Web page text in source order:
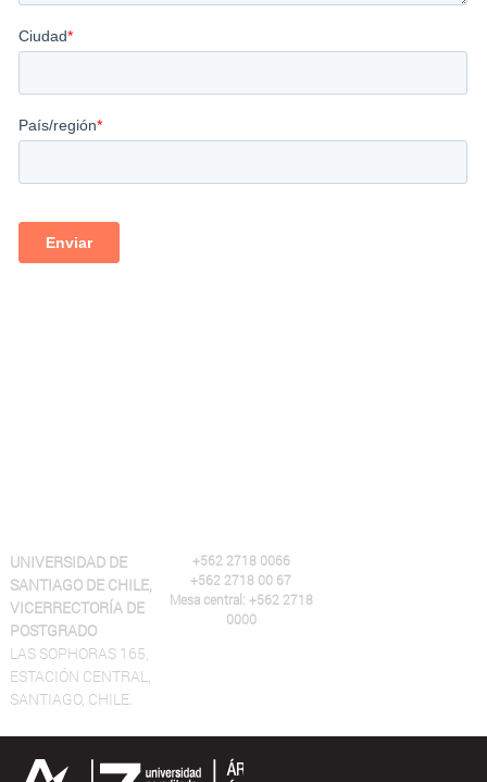
UNIVERSIDAD DE
SANTIAGO DE CHILE,
VICERRECTORÍA DE
POSTGRADO
LAS SOPHORAS 165,
ESTACIÓN CENTRAL,
SANTIAGO, CHILE.
+562 2718 0066
+562 2718 00 67
Mesa central: +562 2718
0000